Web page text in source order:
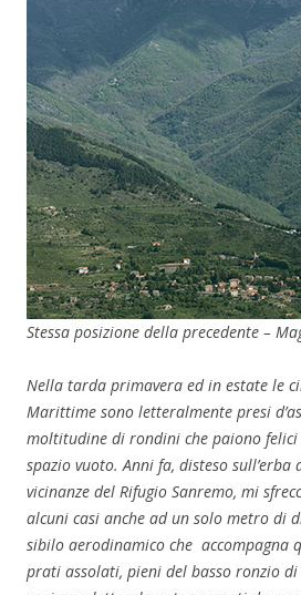
Stessa posizione della precedente –
Nella tarda primavera ed in estate le
Marittime sono letteralmente presi
moltitudine di rondini che paiono felici
spazio vuoto. Anni fa, disteso
vicinanze del Rifugio Sanremo, mi
alcuni casi anche ad un solo metro di
sibilo aerodinamico che accompagna
prati assolati, pieni del basso ronzio